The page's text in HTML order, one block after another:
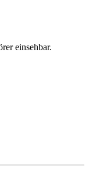
einsehbar.